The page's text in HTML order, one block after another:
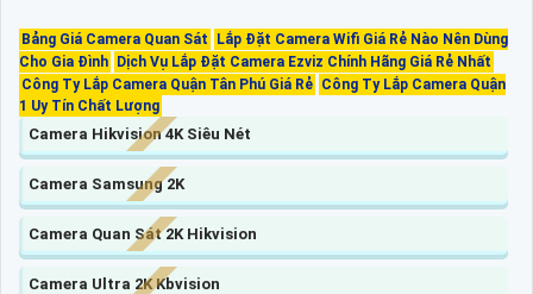
Bảng Giá Camera Quan Sát
Lắp Đặt Camera Wifi Giá Rẻ Nào Nên Dùng
Cho Gia Đình Dịch Vụ Lắp Đặt Camera Ezviz Chính Hãng Giá Rẻ Nhất
Công Ty Lắp Camera Quận Tân Phú Giá Rẻ Công Ty Lắp Camera Quận
1 Uy Tín Chất Lượng
Camera Hikvision 4K Siêu Nét
Camera Samsung 2K
Camera Quan Sát 2K Hikvision
Camera Ultra 2K Kbvision